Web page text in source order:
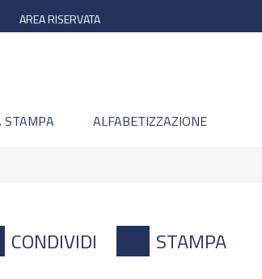
AREA RISERVATA
STAMPA ALFABETIZZAZIONE
CONDIVIDI STAMPA